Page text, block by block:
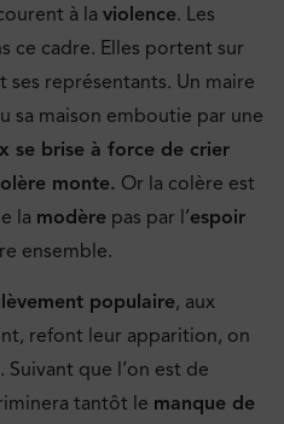
à la violence. Les
ce cadre. Elles portent sur
ses représentants. Un maire
sa maison emboutie par une
se brise à force de crier
monte. Or la colère est
la modère pas par l’espoir
ensemble.
populaire, aux
refont leur apparition, on
. Suivant que l’on est de
tantôt le manque de